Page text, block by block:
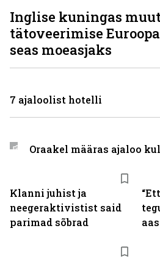
Klanni juhist ja
neegeraktivistist said
parimad sõbrad
Inglise kuningas
tätoveerimise
seas moeasjaks
7 ajaloolist hotelli
Oraakel määras ajaloo